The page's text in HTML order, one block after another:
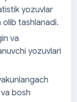
yozuvlar
tashlanadi.
va
yozuvlari
bosh